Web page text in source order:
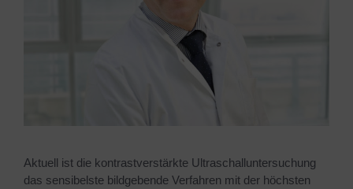
Aktuell ist die kontrastverstärkte Ultraschalluntersuchung
das sensibelste bildgebende Verfahren mit der höchsten